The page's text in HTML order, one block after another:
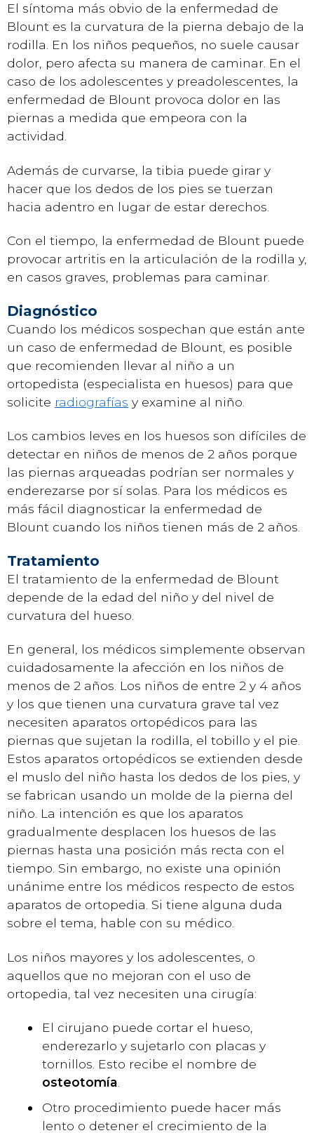
El síntoma más obvio de la enfermedad de
Blount es la curvatura de la pierna debajo de la
rodilla. En los niños pequeños, no suele causar
dolor, pero afecta su manera de caminar. En el
caso de los adolescentes y preadolescentes, la
enfermedad de Blount provoca dolor en las
piernas a medida que empeora con la
actividad.
Además de curvarse, la tibia puede girar y
hacer que los dedos de los pies se tuerzan
hacia adentro en lugar de estar derechos.
Con el tiempo, la enfermedad de Blount puede
provocar artritis en la articulación de la rodilla y,
en casos graves, problemas para caminar.
Diagnóstico
Cuando los médicos sospechan que están ante
un caso de enfermedad de Blount, es posible
que recomienden llevar al niño a un
ortopedista (especialista en huesos) para que
solicite radiografías y examine al niño.
Los cambios leves en los huesos son difíciles de
detectar en niños de menos de 2 años porque
las piernas arqueadas podrían ser normales y
enderezarse por sí solas. Para los médicos es
más fácil diagnosticar la enfermedad de
Blount cuando los niños tienen más de 2 años.
Tratamiento
El tratamiento de la enfermedad de Blount
depende de la edad del niño y del nivel de
curvatura del hueso.
En general, los médicos simplemente observan
cuidadosamente la afección en los niños de
menos de 2 años. Los niños de entre 2 y 4 años
y los que tienen una curvatura grave tal vez
necesiten aparatos ortopédicos para las
piernas que sujetan la rodilla, el tobillo y el pie.
Estos aparatos ortopédicos se extienden desde
el muslo del niño hasta los dedos de los pies, y
se fabrican usando un molde de la pierna del
niño. La intención es que los aparatos
gradualmente desplacen los huesos de las
piernas hasta una posición más recta con el
tiempo. Sin embargo, no existe una opinión
unánime entre los médicos respecto de estos
aparatos de ortopedia. Si tiene alguna duda
sobre el tema, hable con su médico.
Los niños mayores y los adolescentes, o
aquellos que no mejoran con el uso de
ortopedia, tal vez necesiten una cirugía:
El cirujano puede cortar el hueso,
enderezarlo y sujetarlo con placas y
tornillos. Esto recibe el nombre de
osteotomía
Otro procedimiento puede hacer más
lento o detener el crecimiento de la